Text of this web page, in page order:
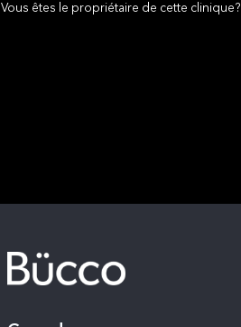
Vous êtes le propriétaire de cette clinique?